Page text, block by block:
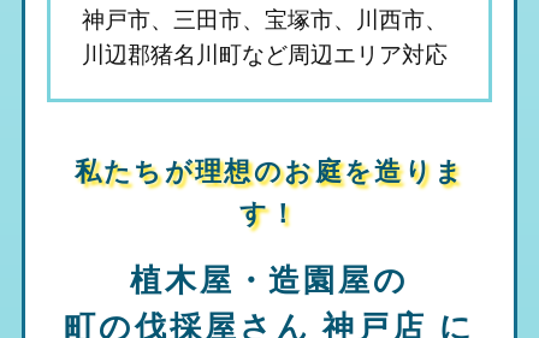
神戸市、三田市、宝塚市、川西市、
川辺郡猪名川町など周辺エリア対応
私たちが理想のお庭を造りま
す！
植木屋・造園屋の
町の伐採屋さん 神戸店 に